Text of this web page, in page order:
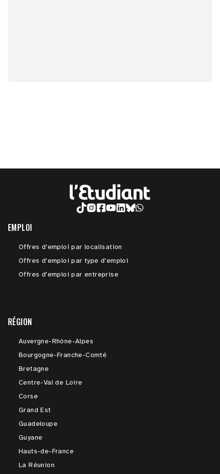
EMPLOI
Offres d'emploi par localisation
Offres d'emploi par type d'emploi
Offres d'emploi par entreprise
RÉGION
Auvergne-Rhône-Alpes
Bourgogne-Franche-Comté
Bretagne
Centre-Val de Loire
Corse
Grand Est
Guadeloupe
Guyane
Hauts-de-France
La Réunion